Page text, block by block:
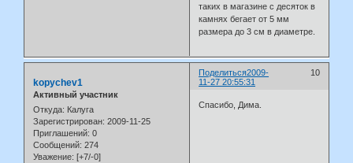
таких в магазине с десяток в
камнях бегает от 5 мм
размера до 3 см в диаметре.
Поделиться 10
2009-
11-27 20:55:31
kopychev1
Активный участник
Откуда: Калуга
Зарегистрирован: 2009-11-25
Приглашений: 0
Сообщений: 274
Уважение: [+7/-0]
Спасибо, Дима.